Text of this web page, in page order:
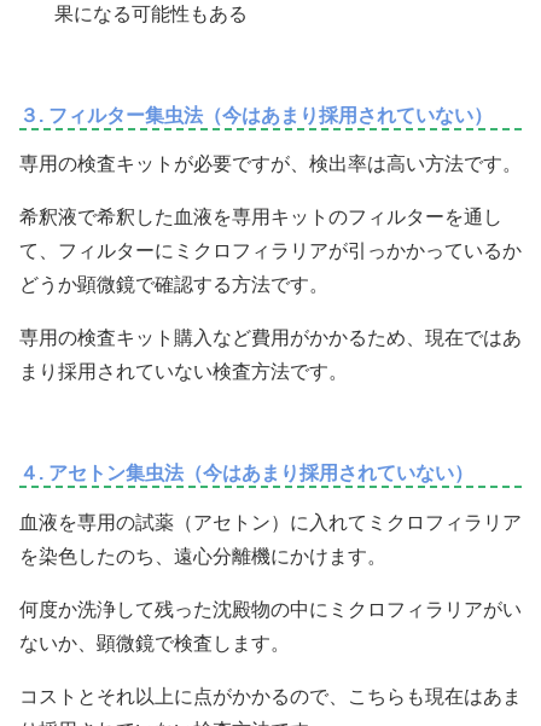
果になる可能性もある
３. フィルター集虫法（今はあまり採用されていない）
専用の検査キットが必要ですが、検出率は高い方法です。
希釈液で希釈した血液を専用キットのフィルターを通し
て、フィルターにミクロフィラリアが引っかかっているか
どうか顕微鏡で確認する方法です。
専用の検査キット購入など費用がかかるため、現在ではあ
まり採用されていない検査方法です。
４. アセトン集虫法（今はあまり採用されていない）
血液を専用の試薬（アセトン）に入れてミクロフィラリア
を染色したのち、遠心分離機にかけます。
何度か洗浄して残った沈殿物の中にミクロフィラリアがい
ないか、顕微鏡で検査します。
コストとそれ以上に点がかかるので、こちらも現在はあま